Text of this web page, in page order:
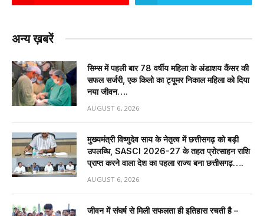
अन्य ख़बरें
सिम्स में पहली बार 78 वर्षीय महिला के अंडाशय कैंसर की
सफल सर्जरी, एक किलो का ट्यूमर निकाल महिला को दिया
नया जीवन….
AUGUST 6, 2026
मुख्यमंत्री विष्णुदेव साय के नेतृत्व में छत्तीसगढ़ को बड़ी
उपलब्धि, SASCI 2026-27 के तहत प्रोत्साहन राशि
प्राप्त करने वाला देश का पहला राज्य बना छत्तीसगढ़….
AUGUST 6, 2026
जीवन में संघर्ष से मिली सफलता ही इतिहास रचती है –